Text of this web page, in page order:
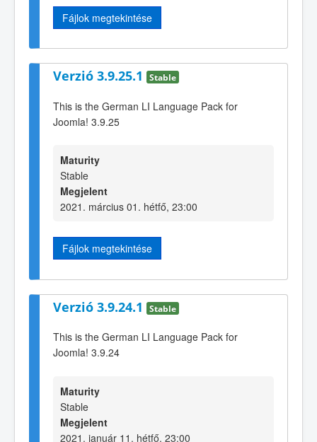
Fájlok megtekintése
Verzió 3.9.25.1 Stable
This is the German LI Language Pack for
Joomla! 3.9.25
Maturity
Stable
Megjelent
2021. március 01. hétfő, 23:00
Fájlok megtekintése
Verzió 3.9.24.1 Stable
This is the German LI Language Pack for
Joomla! 3.9.24
Maturity
Stable
Megjelent
2021. január 11. hétfő, 23:00